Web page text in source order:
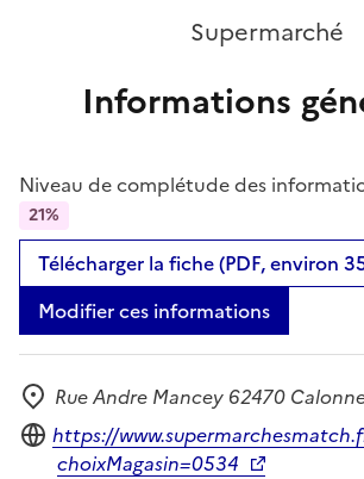
Supermarché
Informations
Niveau de complétude des
21%
Télécharger la fiche (PDF, environ
Modifier ces informations
Adresse
Rue Andre Mancey 62470
Site internet
https://
choixMagasin=0534